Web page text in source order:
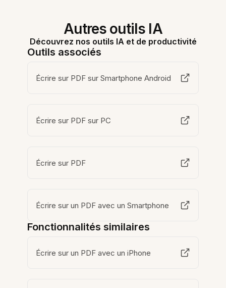
Autres outils IA
Découvrez nos outils IA et de productivité
Outils associés
Écrire sur PDF sur Smartphone Android
Écrire sur PDF sur PC
Écrire sur PDF
Écrire sur un PDF avec un Smartphone
Fonctionnalités similaires
Écrire sur un PDF avec un iPhone